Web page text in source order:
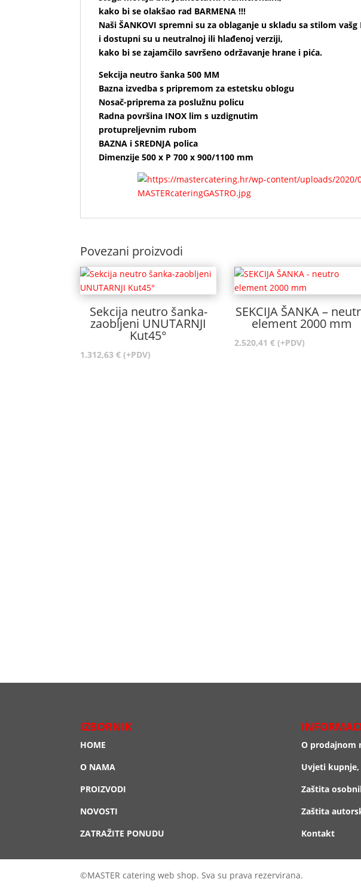
kako bi se olakšao rad BARMENA !!!
Naši ŠANKOVI spremni su za oblaganje u skladu sa stilom vašg
i dostupni su u neutralnoj ili hlađenoj verziji,
kako bi se zajamčilo savršeno održavanje hrane i pića.
Sekcija neutro šanka 500 MM
Bazna izvedba s pripremom za estetsku oblogu
Nosač-priprema za poslužnu policu
Radna površina INOX lim s uzdignutim
protupreljevnim rubom
BAZNA i SREDNJA polica
Dimenzije 500 x P 700 x 900/1100 mm
Povezani proizvodi
Sekcija neutro šanka-
zaobljeni UNUTARNJI
Kut45°
1.312,63€ (+PDV)
SEKCIJA ŠANKA –
element 2000 mm
2.520,41 € (+PDV)
IZBORNIK
HOME
O NAMA
PROIZVODI
NOVOSTI
ZATRAŽITE PONUDU
O prodajnom
Uvjeti
Zaštita
Zaštita
Kontakt
©MASTER catering web shop. Sva su prava rezervirana.